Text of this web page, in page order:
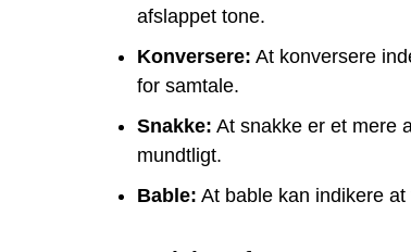
afslappet tone.
Konversere: At konversere
for samtale.
Snakke: At snakke er et mere
mundtligt.
Bable: At bable kan indikere